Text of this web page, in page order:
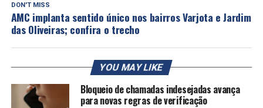
DON'T MISS
AMC implanta sentido único nos bairros Varjota e Jardim
das Oliveiras; confira o trecho
YOU MAY LIKE
Bloqueio de chamadas indesejadas avança
para novas regras de verificação